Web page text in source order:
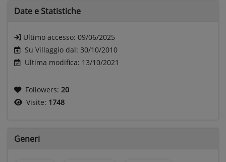
Date e Statistiche
Ultimo accesso: 09/06/2025
Su Villaggio dal: 30/10/2010
Ultima modifica: 13/10/2021
Followers: 20
Visite: 1748
Generi